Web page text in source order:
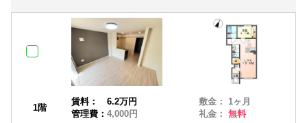
1階
賃料：
6.2万円
管理費： 4,000円
敷金： 1ヶ月
礼金：無料